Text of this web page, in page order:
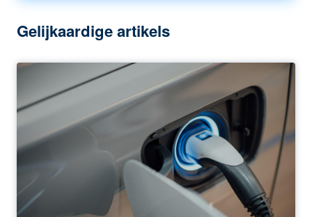
Gelijkaardige artikels